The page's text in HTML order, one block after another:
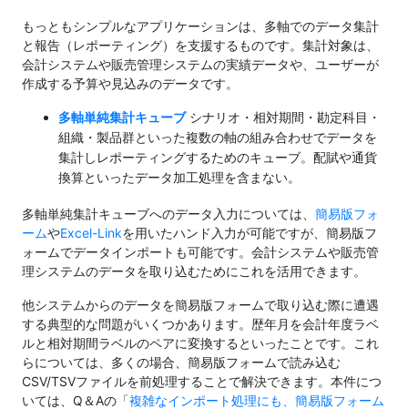
もっともシンプルなアプリケーションは、多軸でのデータ集計
と報告（レポーティング）を支援するものです。集計対象は、
会計システムや販売管理システムの実績データや、ユーザーが
作成する予算や見込みのデータです。
多軸単純集計キューブシナリオ・相対期間・勘定科目・
組織・製品群といった複数の軸の組み合わせでデータを
集計しレポーティングするためのキューブ。配賦や通貨
換算といったデータ加工処理を含まない。
多軸単純集計キューブへのデータ入力については、 簡易版フォ
ームやExcel-Linkを用いたハンド入力が可能ですが、簡易版フ
ォームでデータインポートも可能です。会計システムや販売管
理システムのデータを取り込むためにこれを活用できます。
他システムからのデータを簡易版フォームで取り込む際に遭遇
する典型的な問題がいくつかあります。歴年月を会計年度ラベ
ルと相対期間ラベルのペアに変換するといったことです。これ
らについては、多くの場合、簡易版フォームで読み込む
CSV/TSVファイルを前処理することで解決できます。本件につ
いては、Q＆Aの「複雑なインポート処理にも、簡易版フォーム